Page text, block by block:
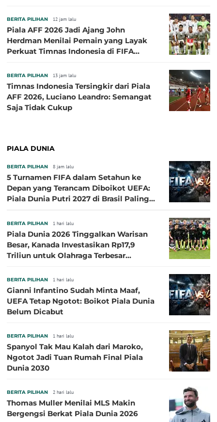
BERITA PILIHAN 12 jam lalu
Piala AFF 2026 Jadi Ajang John
Herdman Menilai Pemain yang Layak
Perkuat Timnas Indonesia di FIFA
BERITA PILIHAN 13 jam lalu
Timnas Indonesia Tersingkir dari Piala
AFF 2026, Luciano Leandro: Semangat
Saja Tidak Cukup
PIALA DUNIA
BERITA PILIHAN 8 jam lalu
5 Turnamen FIFA dalam Setahun ke
Depan yang Terancam Diboikot UEFA:
Piala Dunia Putri 2027 di Brasil Paling
BERITA PILIHAN 1 hari lalu
Piala Dunia 2026 Tinggalkan Warisan
Besar, Kanada Investasikan Rp17,9
Triliun untuk Olahraga Terbesar
BERITA PILIHAN 1 hari lalu
Gianni Infantino Sudah Minta Maaf,
UEFA Tetap Ngotot: Boikot Piala Dunia
Belum Dicabut
BERITA PILIHAN 1 hari lalu
Spanyol Tak Mau Kalah dari Maroko,
Ngotot Jadi Tuan Rumah Final Piala
Dunia 2030
BERITA PILIHAN 2 hari lalu
Thomas Muller Menilai MLS Makin
Bergengsi Berkat Piala Dunia 2026